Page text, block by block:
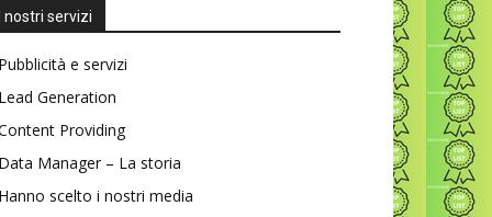
I nostri servizi
Pubblicità e servizi
Lead Generation
Providing
Data Manager – La storia
Hanno scelto i nostri media